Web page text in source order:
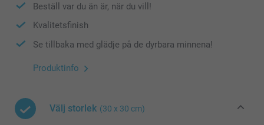
Beställ var du än är, när du vill!
Kvalitetsfinish
Se tillbaka med glädje på de dyrbara minnena!
Produktinfo
Välj storlek (30 x 30 cm)